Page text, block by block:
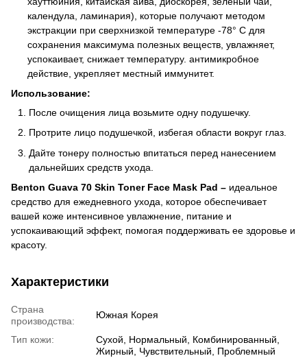
календула, ламинария), которые получают методом
экстракции при сверхнизкой температуре -78° С для
сохранения максимума полезных веществ, увлажняет,
успокаивает, снижает температуру. антимикробное
действие, укрепляет местный иммунитет.
Использование:
После очищения лица возьмите одну подушечку.
Протрите лицо подушечкой, избегая области вокруг глаз.
Дайте тонеру полностью впитаться перед нанесением
дальнейших средств ухода.
Benton Guava 70 Skin Toner Face Mask Pad – идеальное
средство для ежедневного ухода, которое обеспечивает
вашей коже интенсивное увлажнение, питание и
успокаивающий эффект, помогая поддерживать ее здоровье и
красоту.
Характеристики
Страна
производства:
Южная Корея
Тип кожи:
Сухой, Нормальный, Комбинированный,
Жирный, Чувствительный, Проблемный